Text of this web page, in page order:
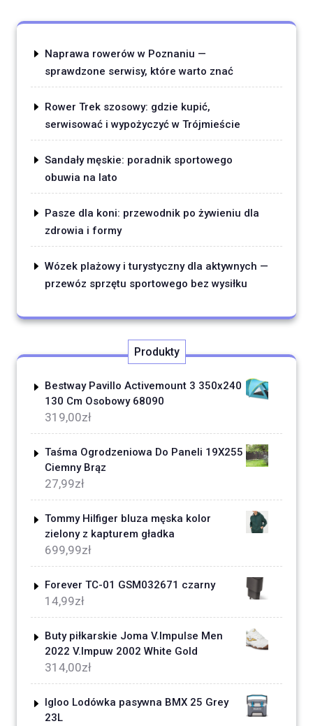
Naprawa rowerów w Poznaniu —
sprawdzone serwisy, które warto znać
Rower Trek szosowy: gdzie kupić,
serwisować i wypożyczyć w Trójmieście
Sandały męskie: poradnik sportowego
obuwia na lato
Pasze dla koni: przewodnik po żywieniu dla
zdrowia i formy
Wózek plażowy i turystyczny dla aktywnych —
przewóz sprzętu sportowego bez wysiłku
Produkty
Bestway Pavillo Activemount 3 350x240
130 Cm Osobowy 68090
319,00zł
Taśma Ogrodzeniowa Do Paneli 19X255
Ciemny Brąz
27,99zł
Tommy Hilfiger bluza męska kolor
zielony z kapturem gładka
699,99zł
Forever TC-01 GSM032671 czarny
14,99zł
Buty piłkarskie Joma V.Impulse Men
2022 V.Impuw 2002 White Gold
314,00zł
Igloo Lodówka pasywna BMX 25 Grey
23L